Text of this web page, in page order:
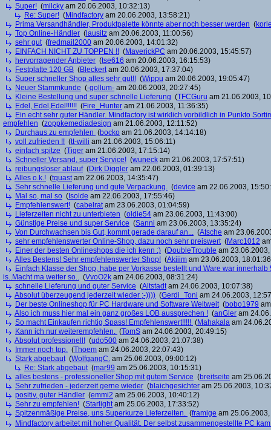
Super! (milcky am 20.06.2003, 10:32:13)
Re: Super! (Mindfactory am 20.06.2003, 13:58:21)
Prima Versandhändler, Produktpalette könnte aber noch besser werden (
Top Online-Händler ( lausitz am 20.06.2003, 11:00:56)
sehr gut(fredmail2000 am 20.06.2003, 14:01:32)
EINFACH NICHT ZU TOPPEN !! (MaverickPC am 20.06.2003, 15:45:57)
hervorragender Anbieter (tse616 am 20.06.2003, 16:15:53)
Festplatte 120 GB (Bleckertam 20.06.2003, 17:37:04)
Super schneller Shop alles sehr gut!! (Wippu am 20.06.2003, 19:05:47)
Neuer Stammkunde (-gollum- am 20.06.2003, 20:27:45)
Kleine Bestellung und super schnelle Lieferung (TFCGuru am 21.06.2003,
Edel, Edel,Edel!!!!!! (Fire_Hunter am 21.06.2003, 11:36:35)
Ein echt sehr guter Händler. Mindfactory ist wirklich vorbildlich in Punkto
empfehlen (zoppkemediadesign am 21.06.2003, 12:11:52)
Durchaus zu empfehlen (bocko am 21.06.2003, 14:14:18)
voll zufrieden !! (tt-willi am 21.06.2003, 15:06:11)
einfach spitze (Tiger am 21.06.2003, 17:15:14)
Schneller Versand, super Service! (wuneck am 21.06.2003, 17:57:51)
reibungsloser ablauf(Dirk Diggler am 22.06.2003, 01:39:13)
Alles o.k.! (tquastam 22.06.2003, 14:35:47)
Sehr schnelle Lieferung und gute Verpackung. (device am 22.06.2003,
Mal so, mal so ( Isolde am 22.06.2003, 17:55:46)
Empfehlenswert! (cabelratam 23.06.2003, 01:04:59)
Lieferzeiten nicht zu unterbieten (oldie54 am 23.06.2003, 11:43:00)
Günstige Preise und super Service (Sanni am 23.06.2003, 13:35:24)
Von Durchwachsen bis Gut, kommt gerade darauf an... (Atsche am
sehr empfehlenswerter Online-Shop, dazu noch sehr preiswert(Marc1012
Einer der besten Onlineshops die ich kenn :) (DoubleTrouble am
Alles Bestens! Sehr empfehlenswerter Shop! (Akiiim am 23.06.2003,
Einfach Klasse der Shop, habe per Vorkasse bestellt und Ware war
is..Macht ma weiter so.. (VvoO2k am 24.06.2003, 08:31:24)
schnelle Lieferung und guter Service (Altstadtam 24.06.2003, 10:07:38)
Absolut überzeugend jederzeit wieder ;-)))) (Gerdi_Toni am 24.06.2003,
Der beste Onlineshop für PC Hardware und Software Weltweit(bobo1979
Also ich muss hier mal ein ganz großes LOB aussprechen ! (anGler am
So macht Einkaufen richtig Spass! Empfehlenswert!!!!! (Mahakala am
Kann ich nur weiterempfehlen. (TomS am 24.06.2003, 20:49:15)
Absolut professionell! (udo500 am 24.06.2003, 21:07:38)
Immer noch top. (Thoem am 24.06.2003, 22:07:43)
Stark abgebaut(WolfgangC. am 25.06.2003, 09:00:12)
Re: Stark abgebaut(mar99 am 25.06.2003, 10:15:31)
alles bestens - professioneller Shop mit gutem Service (breitseite am
Sehr zufrieden - jederzeit gerne wieder (blaichgesichter am 25.06.2003,
positiv, guter Händler (emmi2 am 25.06.2003, 10:40:12)
Sehr zu empfehlen! (Starlightam 25.06.2003, 17:33:52)
Spitzenmäßige Preise, uns Superkurze Lieferzeiten. (framige am
Mindfactory arbeitet mit hoher Qualität. Der selbst zusammengestellte PC